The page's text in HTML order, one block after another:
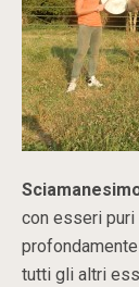
con esseri
tutti gli altri